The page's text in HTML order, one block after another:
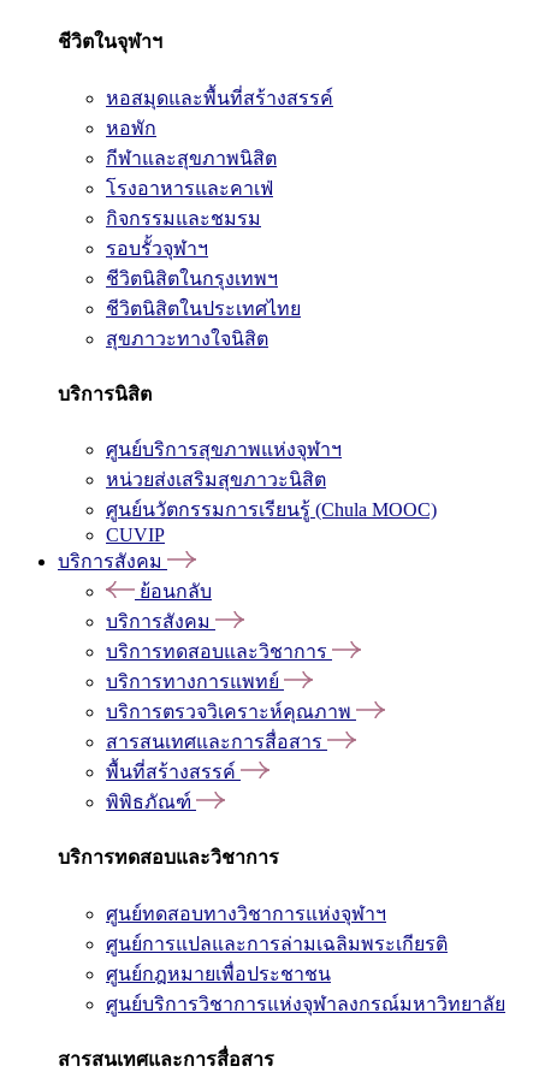
ชีวิตในจุฬาฯ
หอสมุดและพื้นที่สร้างสรรค์
หอพัก
กีฬาและสุขภาพนิสิต
โรงอาหารและคาเฟ่
กิจกรรมและชมรม
รอบรั้วจุฬาฯ
ชีวิตนิสิตในกรุงเทพฯ
ชีวิตนิสิตในประเทศไทย
สุขภาวะทางใจนิสิต
บริการนิสิต
ศูนย์บริการสุขภาพแห่งจุฬาฯ
หน่วยส่งเสริมสุขภาวะนิสิต
ศูนย์นวัตกรรมการเรียนรู้ (Chula MOOC)
CUVIP
บริการสังคม
ย้อนกลับ
บริการสังคม
บริการทดสอบและวิชาการ
บริการทางการแพทย์
บริการตรวจวิเคราะห์คุณภาพ
สารสนเทศและการสื่อสาร
พื้นที่สร้างสรรค์
พิพิธภัณฑ์
บริการทดสอบและวิชาการ
ศูนย์ทดสอบทางวิชาการแห่งจุฬาฯ
ศูนย์การแปลและการล่ามเฉลิมพระเกียรติ
ศูนย์กฎหมายเพื่อประชาชน
ศูนย์บริการวิชาการแห่งจุฬาลงกรณ์มหาวิทยาลัย
สารสนเทศและการสื่อสาร